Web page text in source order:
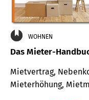
WOHNEN
Das Mieter-
Mietvertrag,
Mieterhöhung,